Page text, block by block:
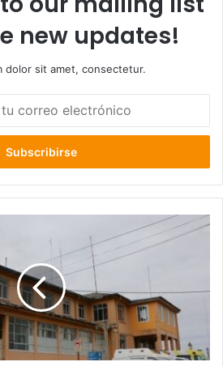
new updates!
dolor sit amet, consectetur.